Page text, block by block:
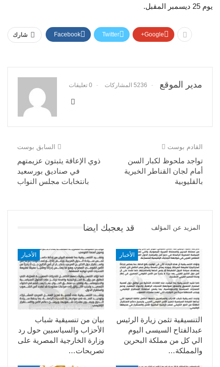
يوم 25 ديسمبر المقبل.
شارك Facebook Twitter Google+
مدير الموقع 5236 المشاركات 0 تعليقات
السابق بوست
ذوي الإعاقة يثبتون عزيمتهم
في صناديق بورسعيد
بانتخابات مجلس النواب
القادم بوست
تواجد ملحوظ لكبار السن
أمام لجان القناطر الخيرية
بالقليوبية
قد يعجبك ايضا المزيد عن المؤلف
الأخبار
بيان من تنسيقية شباب
الأحزاب والسياسيين حول رد
وزارة الخارجية المصرية على
تصريحات…
الأخبار
التنسيقية تثمن زيارة الرئيس
عبدالفتاح السيسى اليوم
الي كل من مملكة البحرين
والمملكة…